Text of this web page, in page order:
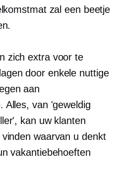
zal een beetje
zich extra voor te
door enkele nuttige
aan
Alles, van 'geweldig
kan uw klanten
waarvan u denkt
vakantiebehoeften